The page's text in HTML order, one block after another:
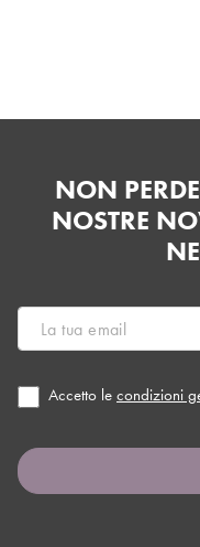
NON
NOSTRE
Accetto le condizioni